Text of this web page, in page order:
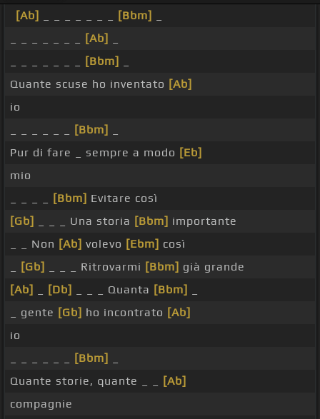
[Ab] [Bbm]
[Ab]
[Bbm]
Quante scuse ho inventato [Ab]
io
[Bbm]
Pur di fare _ sempre a modo [Eb]
mio
[Bbm] Evitare così
[Gb]
_ _ _ Una storia [Bbm] importante
_ _ Non [Ab] volevo [Ebm] così
[Gb] _ _ _ Ritrovarmi [Bbm] già grande
[Ab]
[Db] _ _ _ Quanta [Bbm]
_ gente [Gb] ho incontrato [Ab]
io
[Bbm]
Quante storie, quante _ _
[Ab]
compagnie